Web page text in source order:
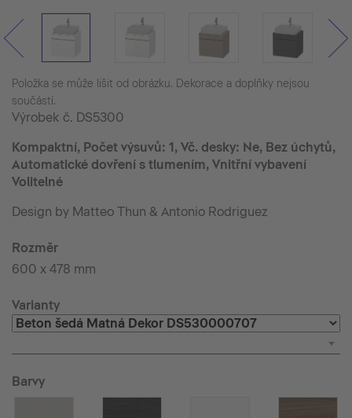
Položka se může lišit od obrázku. Dekorace a doplňky nejsou
součástí.
Výrobek č. DS5300
Kompaktní, Počet výsuvů: 1, Vč. desky: Ne, Bez úchytů,
Automatické dovření s tlumením, Vnitřní vybavení
Volitelné
Design by Matteo Thun & Antonio Rodriguez
Rozměr
600 x 478 mm
Varianty
Barvy